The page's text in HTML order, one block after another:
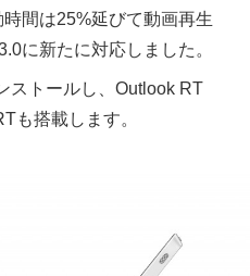
間は25%延びて動画再生
に新たに対応しました。
ストールし、Outlook RT
も搭載します。